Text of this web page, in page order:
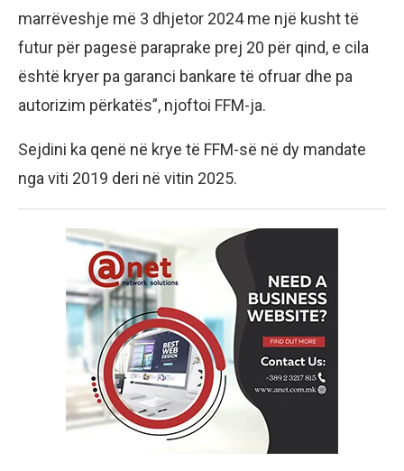
marrëveshje më 3 dhjetor 2024 me një kusht të
futur për pagesë paraprake prej 20 për qind, e cila
është kryer pa garanci bankare të ofruar dhe pa
autorizim përkatës”, njoftoi FFM-ja.
Sejdini ka qenë në krye të FFM-së në dy mandate
nga viti 2019 deri në vitin 2025.